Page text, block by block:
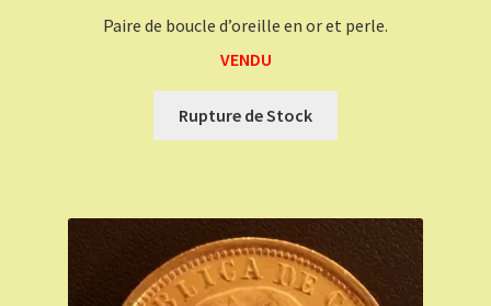
Paire de boucle d’oreille en or et perle.
VENDU
Rupture de Stock